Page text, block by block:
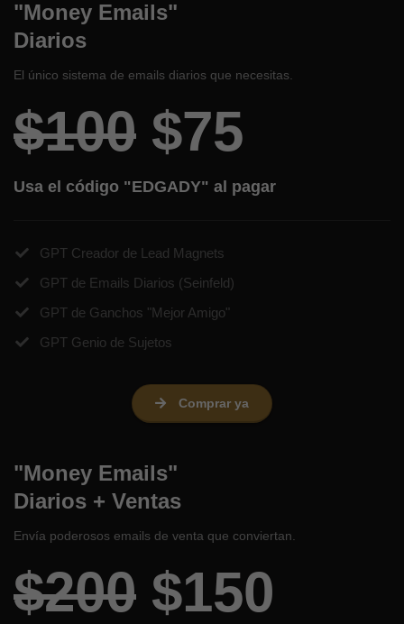
"Money Emails"
Diarios
El único sistema de emails diarios que necesitas.
$100 $75
Usa el código "EDGADY" al pagar
GPT Creador de Lead Magnets
GPT de Emails Diarios (Seinfeld)
GPT de Ganchos "Mejor Amigo"
​GPT Genio de Sujetos
Comprar ya
"Money Emails"
Diarios + Ventas
Envía poderosos emails de venta que conviertan.
$200 $150